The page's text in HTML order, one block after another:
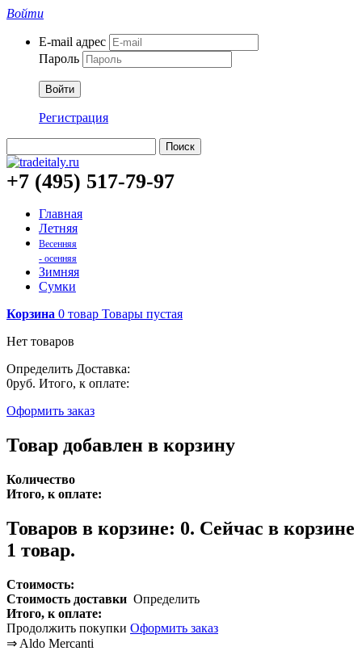
Войти
E-mail адрес
Пароль
Войти
Регистрация
Поиск
+7 (495) 517-79-97
Главная
Летняя
Весенняя
- осенняя
Зимняя
Сумки
Корзина 0 товар Товары пустая
Нет товаров
Определить Доставка:
0руб. Итого, к оплате:
Оформить заказ
Товар добавлен в корзину
Количество
Итого, к оплате:
Товаров в корзине: 0. Сейчас в корзине
1 товар.
Стоимость:
Стоимость доставки Определить
Итого, к оплате:
Продолжить покупки Оформить заказ
⇒ Aldo Mercanti